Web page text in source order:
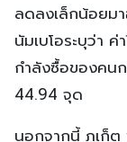
ลดลงเล็กน้อยม
นัมเบโอระบุว่า
กำลังซื้อของคน
44.94 จุด
นอกจากนี้ ภูเก็ต